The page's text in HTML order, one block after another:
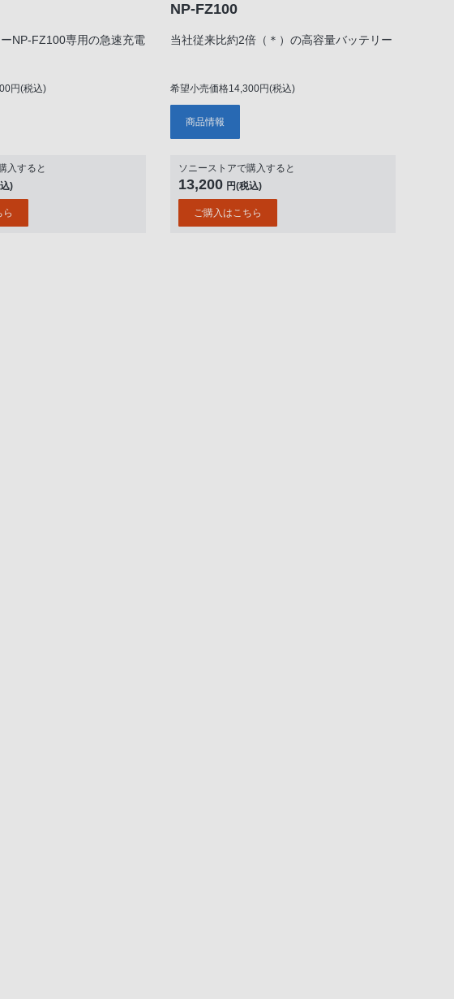
NP-FZ100専用の急速充電
円(税込)
入すると
)
ら
NP-FZ100
当社従来比約2倍（＊）の高容量バッテリー
希望小売価格14,300円(税込)
商品情報
ソニーストアで購入すると
13,200 円(税込)
ご購入はこちら